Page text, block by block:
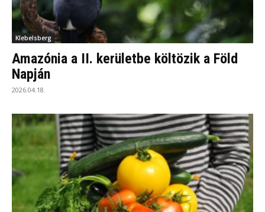
Klebelsberg
Amazónia a II. kerületbe költözik a Föld
Napján
2026.04.18.